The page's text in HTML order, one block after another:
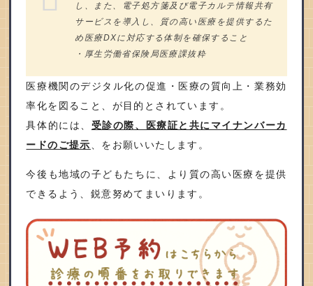
し、また、電子処方箋及び電子カルテ情報共有
サービスを導入し、質の高い医療を提供するた
め医療DXに対応する体制を確保すること
・厚生労働省保険局医療課抜粋
医療機関のデジタル化の促進・医療の質向上・業務効
率化を図ること、が目的とされています。
具体的には、 受診の際、医療証と共にマイナンバーカ
ードのご提示
、をお願いいたします。
今後も地域の子どもたちに、より質の高い医療を提供
できるよう、鋭意努めてまいります。